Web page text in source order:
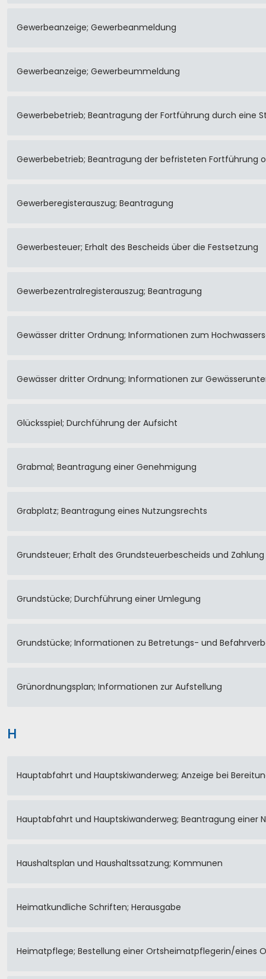
Gewerbeanzeige; Gewerbeanmeldung
Gewerbeanzeige; Gewerbeummeldung
Gewerbebetrieb; Beantragung der Fortführung durch eine
Gewerbebetrieb; Beantragung der befristeten Fortführung
Gewerberegisterauszug; Beantragung
Gewerbesteuer; Erhalt des Bescheids über die Festsetzung
Gewerbezentralregisterauszug; Beantragung
Gewässer dritter Ordnung; Informationen zum
Gewässer dritter Ordnung; Informationen zur
Glücksspiel; Durchführung der Aufsicht
Grabmal; Beantragung einer Genehmigung
Grabplatz; Beantragung eines Nutzungsrechts
Grundsteuer; Erhalt des Grundsteuerbescheids und
Grundstücke; Durchführung einer Umlegung
Grundstücke; Informationen zu Betretungs- und
Grünordnungsplan; Informationen zur Aufstellung
H
Hauptabfahrt und Hauptskiwanderweg; Anzeige bei
Hauptabfahrt und Hauptskiwanderweg; Beantragung einer
Haushaltsplan und Haushaltssatzung; Kommunen
Heimatkundliche Schriften; Herausgabe
Heimatpflege; Bestellung einer Ortsheimatpflegerin/eines